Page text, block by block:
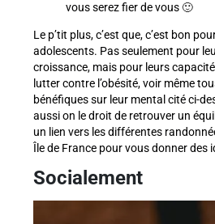
vous serez fier de vous 🙂
Le p’tit plus, c’est que, c’est bon
adolescents. Pas seulement pour
croissance, mais pour leurs
lutter contre l’obésité, voir même
bénéfiques sur leur mental cité ci-
aussi on le droit de retrouver un
un lien vers les différentes
Île de France pour vous donner des
Socialement